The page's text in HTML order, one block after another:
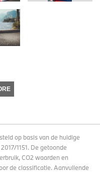
op basis van de huidige
1151. De getoonde
CO2 waarden en
de classificatie. Aanvullende